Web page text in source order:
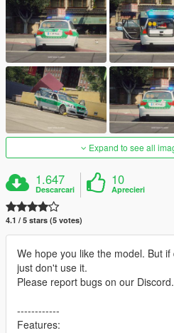
Expand to see all
1.647
Descarcari
10
Aprecieri
4.1 / 5 stars (5 votes)
We hope you like the model. But
just don't use it.
Please report bugs on our Discord.
------------
Features: